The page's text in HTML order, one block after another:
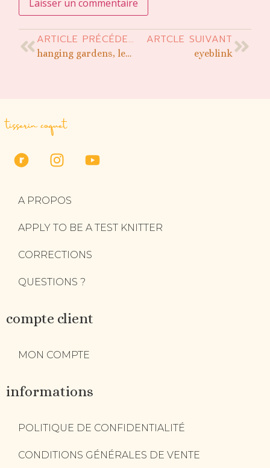
ARTICLE PRÉCÉDENT
hanging gardens, les jolies versions de mes testeuses
ARTCLE SUIVANT
eyeblink
tisserin coquet
A PROPOS
APPLY TO BE A TEST KNITTER
CORRECTIONS
QUESTIONS ?
compte client
MON COMPTE
informations
POLITIQUE DE CONFIDENTIALITÉ
CONDITIONS GÉNÉRALES DE VENTE